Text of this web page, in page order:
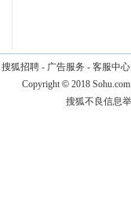
搜狐招聘- 广告服务 - 客服中心
Copyright © 2018
搜狐不良信息